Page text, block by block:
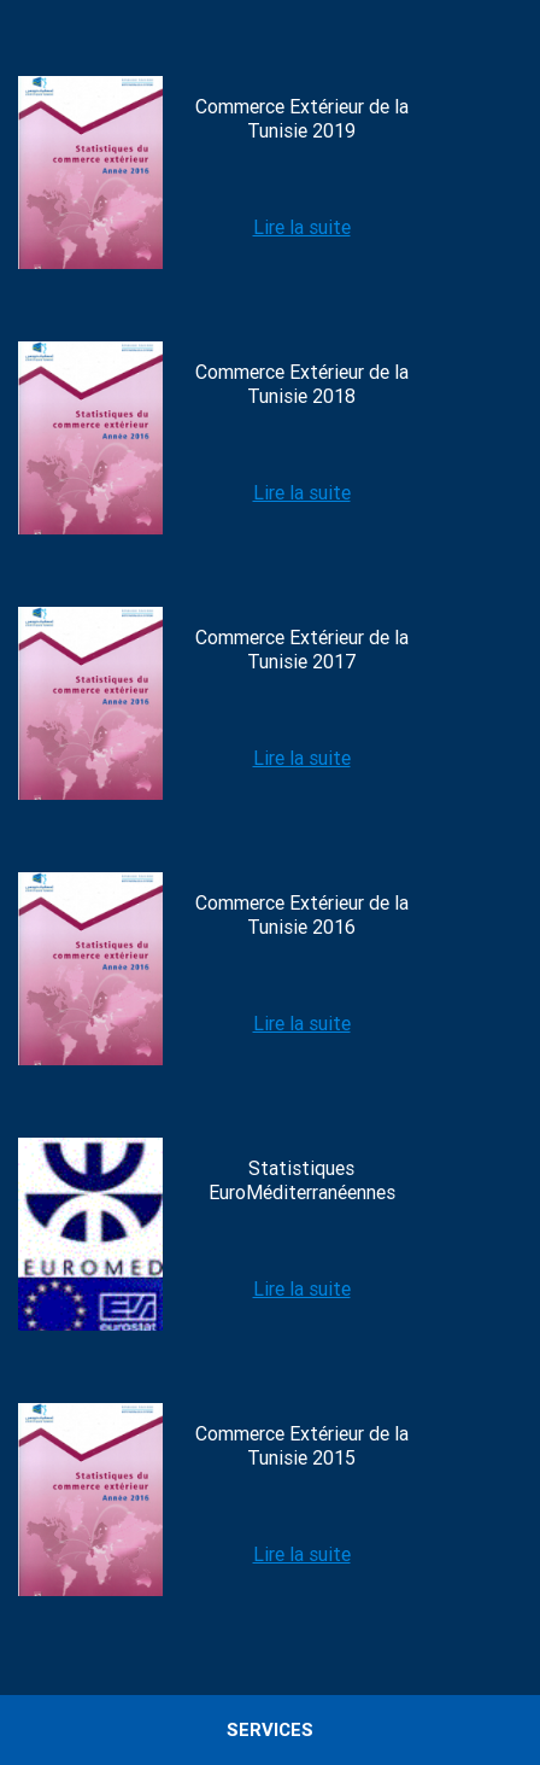
Commerce Extérieur de la
Tunisie 2019
Lire la suite
Commerce Extérieur de la
Tunisie 2018
Lire la suite
Commerce Extérieur de la
Tunisie 2017
Lire la suite
Commerce Extérieur de la
Tunisie 2016
Lire la suite
Statistiques
EuroMéditerranéennes
Lire la suite
Commerce Extérieur de la
Tunisie 2015
Lire la suite
SERVICES